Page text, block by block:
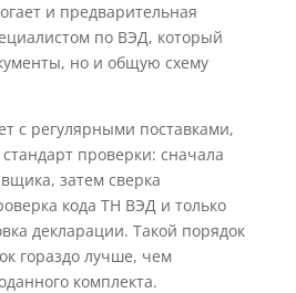
и предварительная
по ВЭД, который
но и общую схему
с регулярными поставками,
проверки: сначала
затем сверка
кода ТН ВЭД и только
декларации. Такой порядок
гораздо лучше, чем
комплекта.